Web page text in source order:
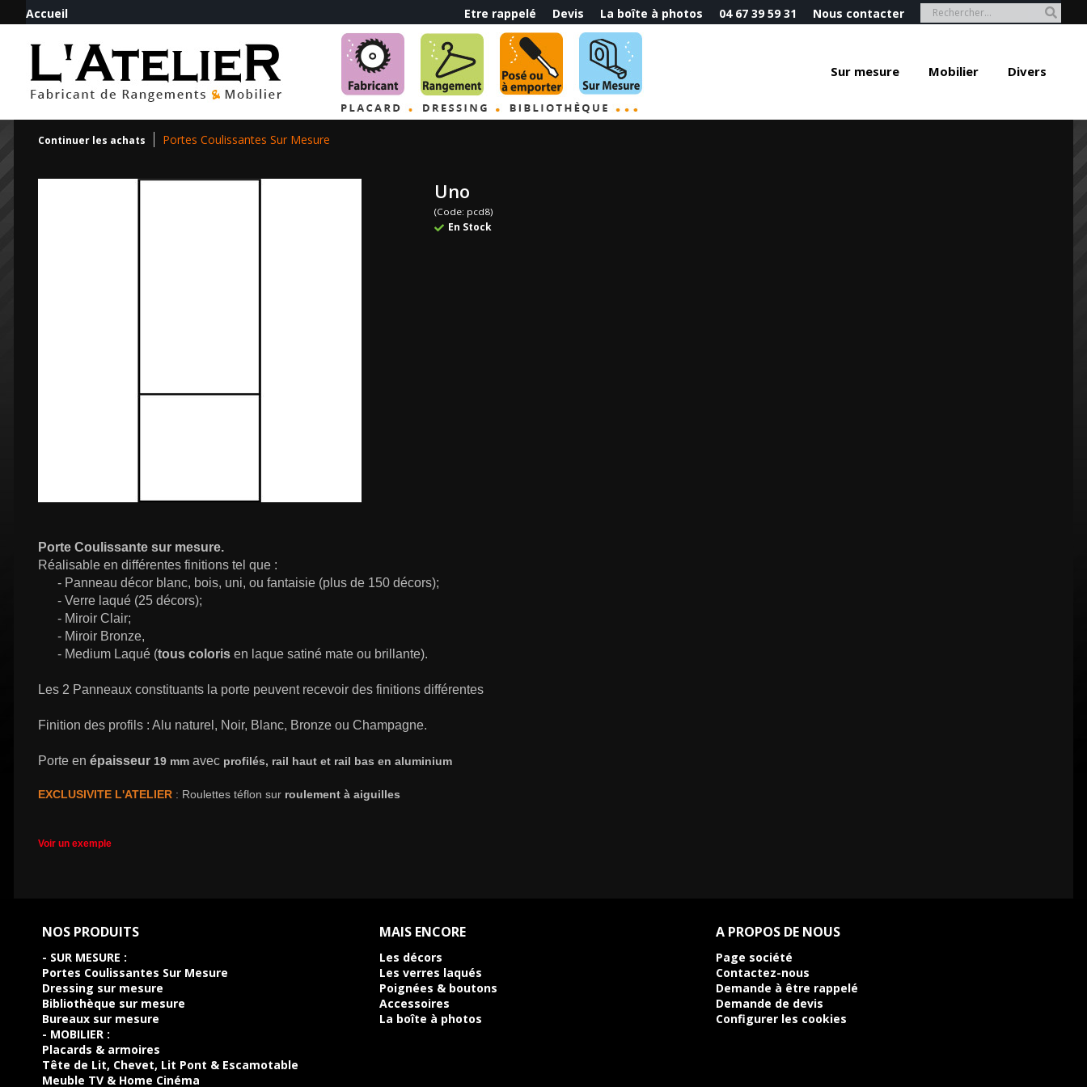
Accueil Etre rappelé Devis La boîte à photos 04 67 39 59 31 Nous contacter
Sur mesure Mobilier Divers
Continuer les achats Portes Coulissantes Sur Mesure
Uno
(Code: pcd8)
En Stock
Porte Coulissante sur mesure.
Réalisable en différentes finitions tel que :
- Panneau décor blanc, bois, uni, ou fantaisie (plus de 150 décors);
- Verre laqué (25 décors);
- Miroir Clair;
- Miroir Bronze,
- Medium Laqué (tous coloris en laque satiné mate ou brillante).
Les 2 Panneaux constituants la porte peuvent recevoir des finitions différentes
Finition des profils : Alu naturel, Noir, Blanc, Bronze ou Champagne.
Porte en épaisseur 19 mm avec profilés, rail haut et rail bas en aluminium
EXCLUSIVITE L'ATELIER : Roulettes téflon sur roulement à aiguilles
Voir un exemple
NOS PRODUITS
- SUR MESURE :
Portes Coulissantes Sur Mesure
Dressing sur mesure
Bibliothèque sur mesure
Bureaux sur mesure
- MOBILIER :
Placards & armoires
Tête de Lit, Chevet, Lit Pont & Escamotable
Meuble TV & Home Cinéma
MAIS ENCORE
Les décors
Les verres laqués
Poignées & boutons
Accessoires
La boîte à photos
A PROPOS DE NOUS
Page société
Contactez-nous
Demande à être rappelé
Demande de devis
Configurer les cookies